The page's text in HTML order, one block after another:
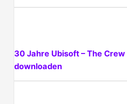
30 Jahre Ubisoft – The
downloaden